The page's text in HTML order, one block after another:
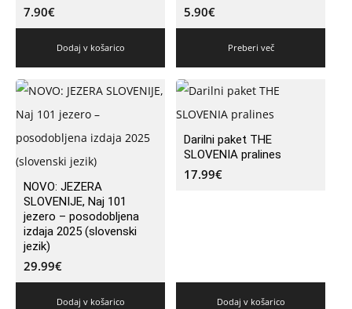
7.90€
Dodaj v košarico
5.90€
Preberi več
NOVO: JEZERA
SLOVENIJE, Naj 101
jezero – posodobljena
izdaja 2025 (slovenski
jezik)
29.99€
Dodaj v košarico
Darilni paket THE
SLOVENIA pralines
17.99€
Dodaj v košarico